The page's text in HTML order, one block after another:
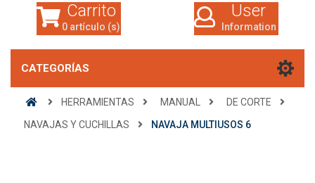
Carrito
0 artículo (s)
User
Information
CATEGORÍAS
HERRAMIENTAS MANUAL
DE CORTE
NAVAJAS Y CUCHILLAS
NAVAJA MULTIUSOS 6